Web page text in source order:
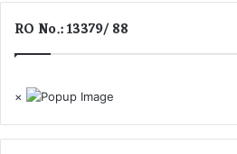
RO No.: 13379/ 88
×